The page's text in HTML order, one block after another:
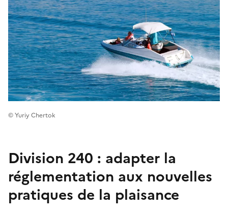
© Yuriy Chertok
Division 240 : adapter la
réglementation aux nouvelles
pratiques de la plaisance